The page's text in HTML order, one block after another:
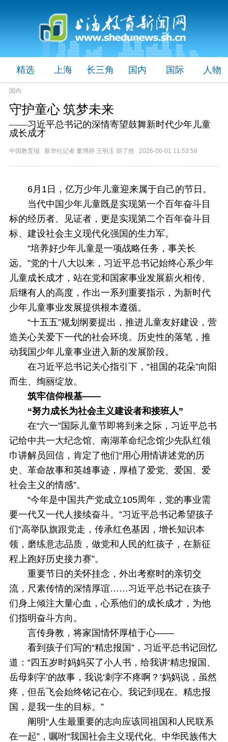
精选 上海 长三角 国内 国际 人物
国内
守护童心 筑梦未来
——习近平总书记的深情寄望鼓舞新时代少年儿童
成长成才
中国教育报 新华社记者 董博婷 王明玉 胡了然 2026-06-01 11:53:58
6月1日，亿万少年儿童迎来属于自己的节日。
当代中国少年儿童既是实现第一个百年奋斗目
标的经历者、见证者，更是实现第二个百年奋斗目
标、建设社会主义现代化强国的生力军。
“培养好少年儿童是一项战略任务，事关长
远。”党的十八大以来，习近平总书记始终心系少年
儿童成长成才，站在党和国家事业发展薪火相传、
后继有人的高度，作出一系列重要指示，为新时代
少年儿童事业发展提供根本遵循。
“十五五”规划纲要提出，推进儿童友好建设，营
造关心关爱下一代的社会环境。历史性的落笔，推
动我国少年儿童事业进入新的发展阶段。
在习近平总书记关心指引下，“祖国的花朵”向阳
而生、绚丽绽放。
筑牢信仰根基——
“努力成长为社会主义建设者和接班人”
在“六一”国际儿童节即将到来之际，习近平总书
记给中共一大纪念馆、南湖革命纪念馆少先队红领
巾讲解员回信，肯定了他们“用心用情讲述党的历
史、革命故事和英雄事迹，厚植了爱党、爱国、爱
社会主义的情感”。
“今年是中国共产党成立105周年，党的事业需
要一代又一代人接续奋斗。”习近平总书记希望孩子
们“高举队旗跟党走，传承红色基因，增长知识本
领，磨练意志品质，做党和人民的红孩子，在新征
程上跑好历史接力赛”。
重要节日的关怀挂念，外出考察时的亲切交
流，尺素传情的深情厚谊……习近平总书记在孩子
们身上倾注大量心血，心系他们的成长成才，为他
们指明奋斗方向。
言传身教，将家国情怀厚植于心——
看到孩子们写的“精忠报国”，习近平总书记回忆
道：“四五岁时妈妈买了小人书，给我讲‘精忠报国、
岳母刺字’的故事，我说‘刺字不疼啊？’妈妈说，虽然
疼，但岳飞会始终铭记在心。我记到现在。精忠报
国，是我一生的目标。”
阐明“人生最重要的志向应该同祖国和人民联系
在一起”，嘱咐“我国社会主义现代化、中华民族伟大